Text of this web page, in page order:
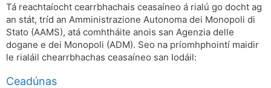
Tá reachtaíocht cearrbhachais ceasaíneo á rialú go docht ag
an stát, tríd an Amministrazione Autonoma dei Monopoli di
Stato (AAMS), atá comhtháite anois san Agenzia delle
dogane e dei Monopoli (ADM). Seo na príomhphointí maidir
le rialáil chearrbhachas ceasaíneo san Iodáil:
Ceadúnas